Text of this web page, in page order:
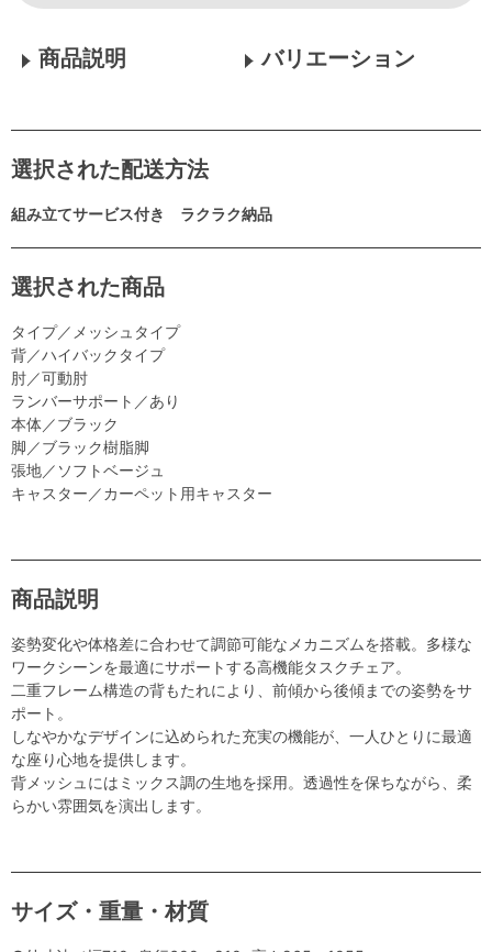
商品説明 バリエーション
選択された配送方法
組み立てサービス付き ラクラク納品
選択された商品
タイプ／メッシュタイプ
背／ハイバックタイプ
肘／可動肘
ランバーサポート／あり
本体／ブラック
脚／ブラック樹脂脚
張地／ソフトベージュ
キャスター／カーペット用キャスター
商品説明
姿勢変化や体格差に合わせて調節可能なメカニズムを搭載。多様な
ワークシーンを最適にサポートする高機能タスクチェア。
二重フレーム構造の背もたれにより、前傾から後傾までの姿勢をサ
ポート。
しなやかなデザインに込められた充実の機能が、一人ひとりに最適
な座り心地を提供します。
背メッシュにはミックス調の生地を採用。透過性を保ちながら、柔
らかい雰囲気を演出します。
サイズ・重量・材質